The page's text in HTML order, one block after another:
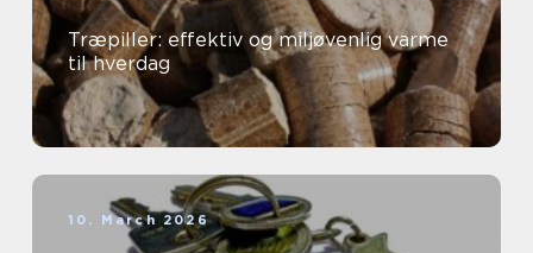
Træpiller: effektiv og miljøvenlig varme
til hverdag
10. March 2026